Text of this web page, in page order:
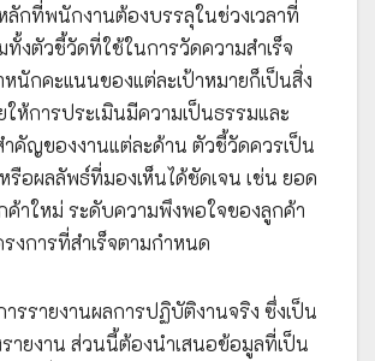
ลักที่พนักงานต้องบรรลุในช่วงเวลาที่
งตัวชี้วัดที่ใช้ในการวัดความสำเร็จ
นักคะแนนของแต่ละเป้าหมายก็เป็นสิ่ง
ห้การประเมินมีความเป็นธรรมและ
คัญของงานแต่ละด้าน ตัวชี้วัดควรเป็น
รือผลลัพธ์ที่มองเห็นได้ชัดเจน เช่น ยอด
ค้าใหม่ ระดับความพึงพอใจของลูกค้า
งการที่สำเร็จตามกำหนด
รรายงานผลการปฏิบัติงานจริง ซึ่งเป็น
ายงาน ส่วนนี้ต้องนำเสนอข้อมูลที่เป็น